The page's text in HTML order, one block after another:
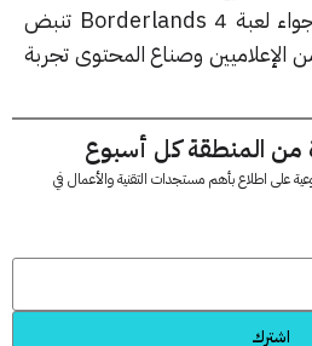
RGB التفاعلية، لتجعل أجواء لعبة 4 Borderlands تنبض
وصناع المحتوى تجربة
كل أسبوع
اطلاع بأهم مستجدات التقنية والأعمال في